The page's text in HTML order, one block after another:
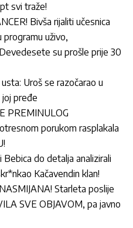
svi traže!
Bivša rijaliti učesnica
programu uživo,
su prošle prije 30
Uroš se razočarao u
pređe
PREMINULOG
porukom rasplakala
do detalja analizirali
Kačavendin klan!
Starleta poslije
SVE OBJAVOM, pa javno